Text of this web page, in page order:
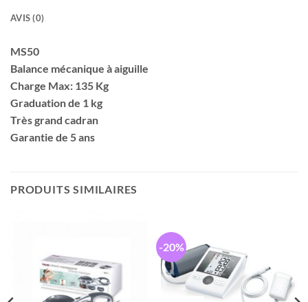
AVIS (0)
MS50
Balance mécanique à aiguille
Charge Max: 135 Kg
Graduation de 1 kg
Très grand cadran
Garantie de 5 ans
PRODUITS SIMILAIRES
-20%